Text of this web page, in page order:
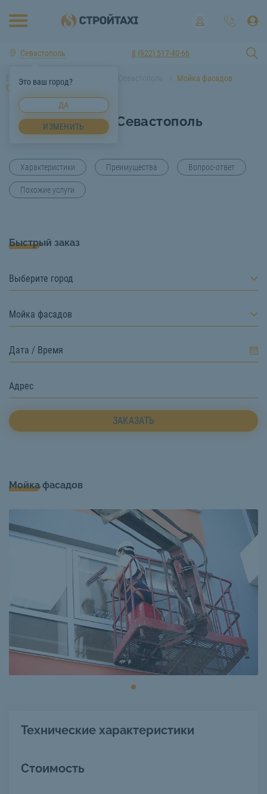
Севастополь
Это ваш город?
ДА
ИЗМЕНИТЬ
8 (922) 517-40-66
Главная Услуги спецтехники Севастополь
Мойка фасадов
Севастополь
Мойка фасадов Севастополь
Характеристики Преимущества Вопрос-ответ
Похожие услуги
Быстрый заказ
Выберите город
Мойка фасадов
ЗАКАЗАТЬ
Мойка фасадов
Технические характеристики
Стоимость